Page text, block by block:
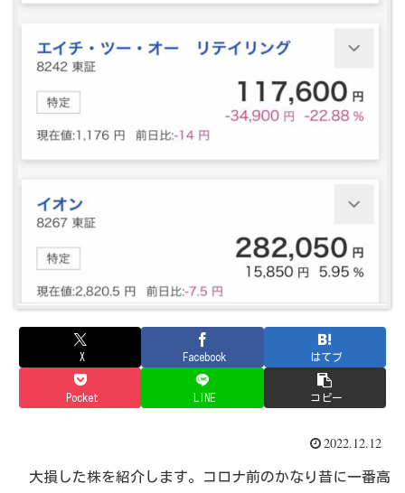
X Facebook はてブ
Pocket LINE コピー
2022.12.12
大損した株を紹介します。コロナ前のかなり昔に一番高